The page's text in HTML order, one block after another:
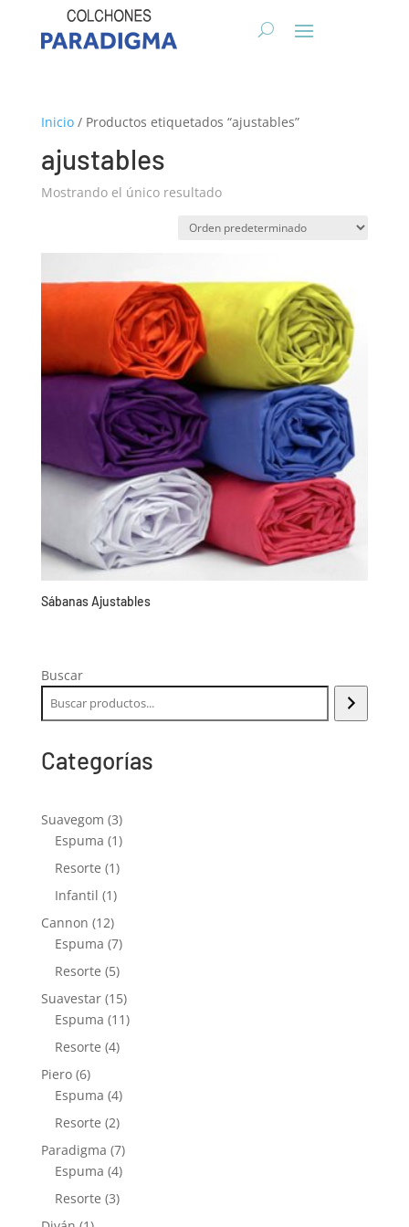
Inicio/ Productos etiquetados “ajustables”
ajustables
Mostrando el único resultado
Sábanas Ajustables
Buscar
Categorías
Suavegom 33
productos
Espuma 11
producto
Resorte 11
producto
Infantil 11
producto
Cannon 1212
productos
Espuma 77
productos
Resorte 55
productos
Suavestar 1515
productos
Espuma 1111
Resorte 44
Piero 66
productos
Espuma 44
productos
Resorte 22
productos
Paradigma 77
productos
Espuma 44
productos
Resorte 33